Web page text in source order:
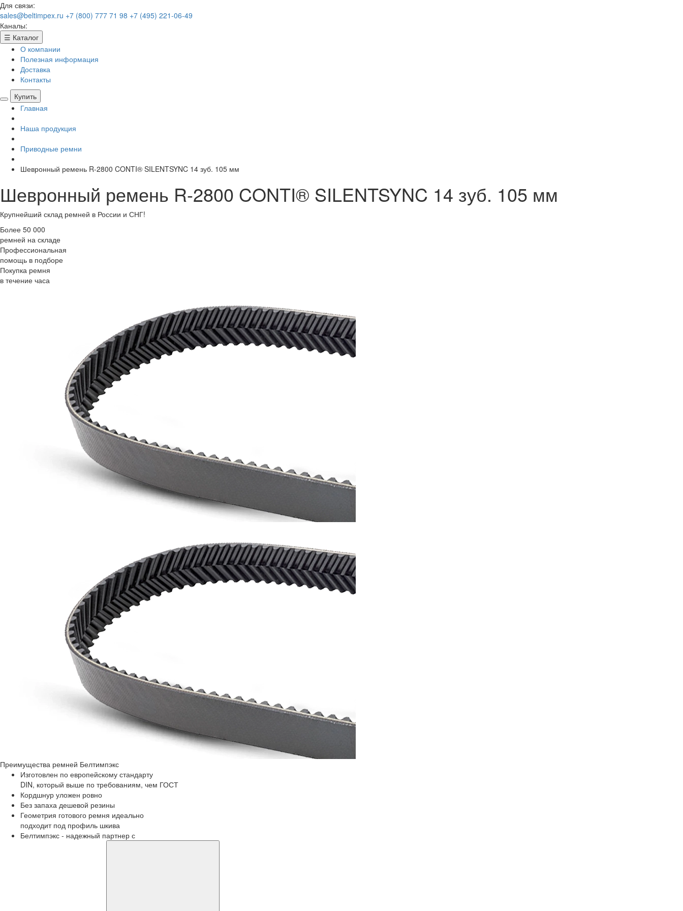
Для связи:
sales@beltimpex.ru +7 (800) 777 71 98 +7 (495) 221-06-49
Каналы:
☰ Каталог
О компании
Полезная информация
Доставка
Контакты
Купить
Главная
Наша продукция
Приводные ремни
Шевронный ремень R-2800 CONTI® SILENTSYNC 14 зуб. 105 мм
Шевронный ремень R-2800 CONTI® SILENTSYNC 14 зуб. 105 мм
Крупнейший склад ремней в России и СНГ!
Более 50 000
ремней на складе
Профессиональная
помощь в подборе
Покупка ремня
в течение часа
Преимущества ремней Белтимпэкс
Изготовлен по европейскому стандарту
DIN, который выше по требованиям, чем ГОСТ
Кордшнур уложен ровно
Без запаха дешевой резины
Геометрия готового ремня идеально
подходит под профиль шкива
Белтимпэкс - надежный партнер с